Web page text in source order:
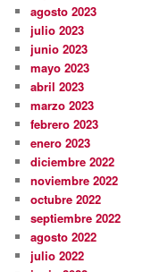
agosto 2023
julio 2023
junio 2023
mayo 2023
abril 2023
marzo 2023
febrero 2023
enero 2023
diciembre 2022
noviembre 2022
octubre 2022
septiembre 2022
agosto 2022
julio 2022